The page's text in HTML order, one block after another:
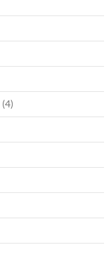
(4)